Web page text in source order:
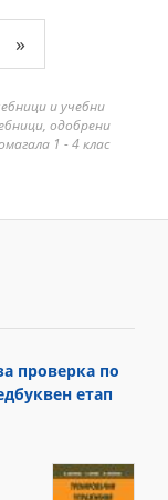
»
и учебни
одобрени
1 - 4 клас
проверка по
етап